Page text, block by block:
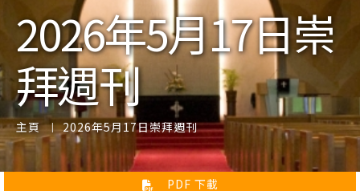
2026年5月17日崇
拜週刊
主頁 2026年5月17日崇拜週刊
PDF 下載